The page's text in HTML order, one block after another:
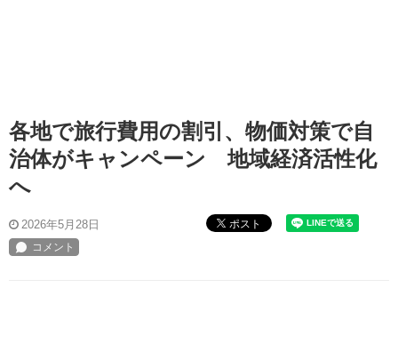
各地で旅行費用の割引、物価対策で自
治体がキャンペーン 地域経済活性化
へ
2026年5月28日 ポスト